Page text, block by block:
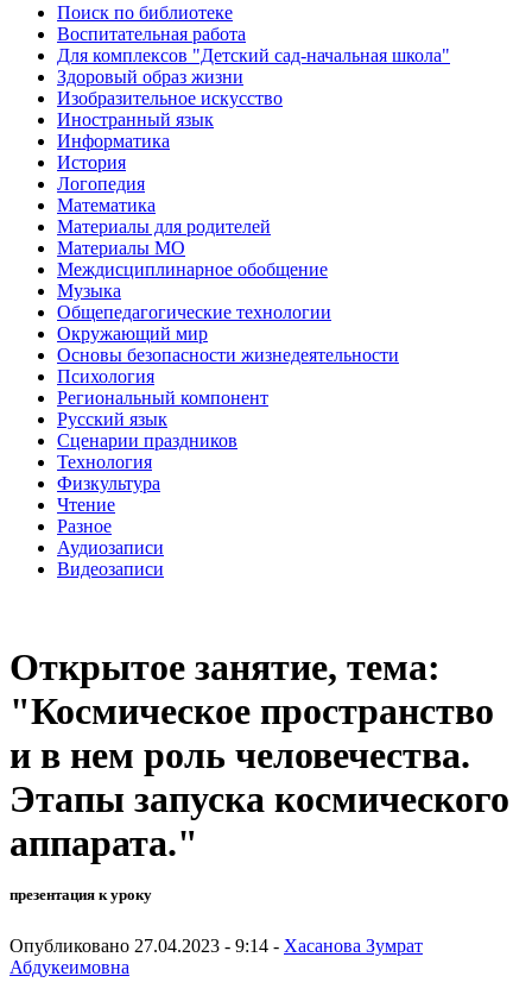
Поиск по библиотеке
Воспитательная работа
Для комплексов "Детский сад-начальная школа"
Здоровый образ жизни
Изобразительное искусство
Иностранный язык
Информатика
История
Логопедия
Математика
Материалы для родителей
Материалы МО
Междисциплинарное обобщение
Музыка
Общепедагогические технологии
Окружающий мир
Основы безопасности жизнедеятельности
Психология
Региональный компонент
Русский язык
Сценарии праздников
Технология
Физкультура
Чтение
Разное
Аудиозаписи
Видеозаписи
Открытое занятие, тема:
"Космическое пространство
и в нем роль человечества.
Этапы запуска космического
аппарата."
презентация к уроку
Опубликовано 27.04.2023 - 9:14 - Хасанова Зумрат
Абдукеимовна